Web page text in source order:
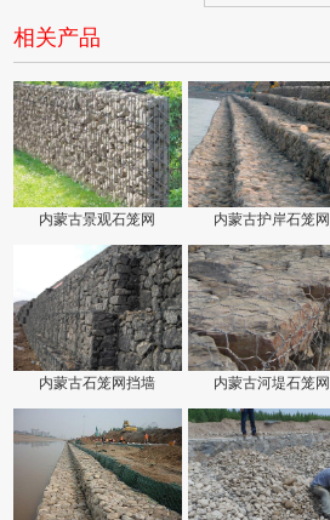
相关产品
内蒙古景观石笼网 内蒙古护岸石笼网
内蒙古石笼网挡墙 内蒙古河堤石笼网